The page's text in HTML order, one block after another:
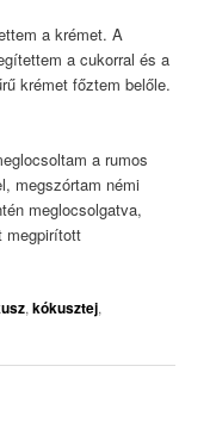
a krémet. A
a cukorral és a
krémet főztem belőle.
a rumos
megszórtam némi
meglocsolgatva,
megpirított
,kókusztej,